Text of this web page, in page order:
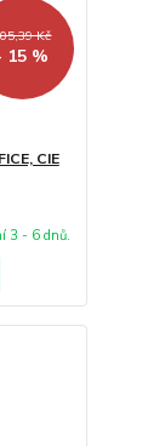
Kč
15 %
CIE
3 - 6 dnů.